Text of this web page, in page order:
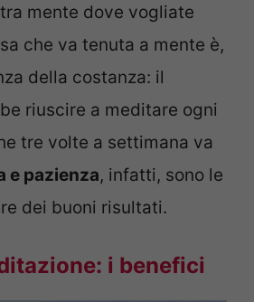
mente dove vogliate
che va tenuta a mente è,
della costanza: il
riuscire a meditare ogni
tre volte a settimana va
e pazienza, infatti, sono le
dei buoni risultati.
i benefici